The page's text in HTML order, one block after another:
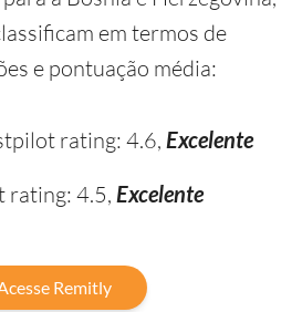
em termos de
e pontuação média:
rating: 4.6, Excelente
rating: 4.5, Excelente
Remitly